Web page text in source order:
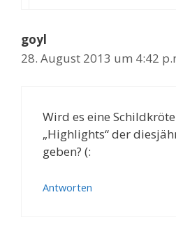
goyl
28. August 2013 um 4:42
Wird es eine
„Highlights“ der
geben? (:
Antworten